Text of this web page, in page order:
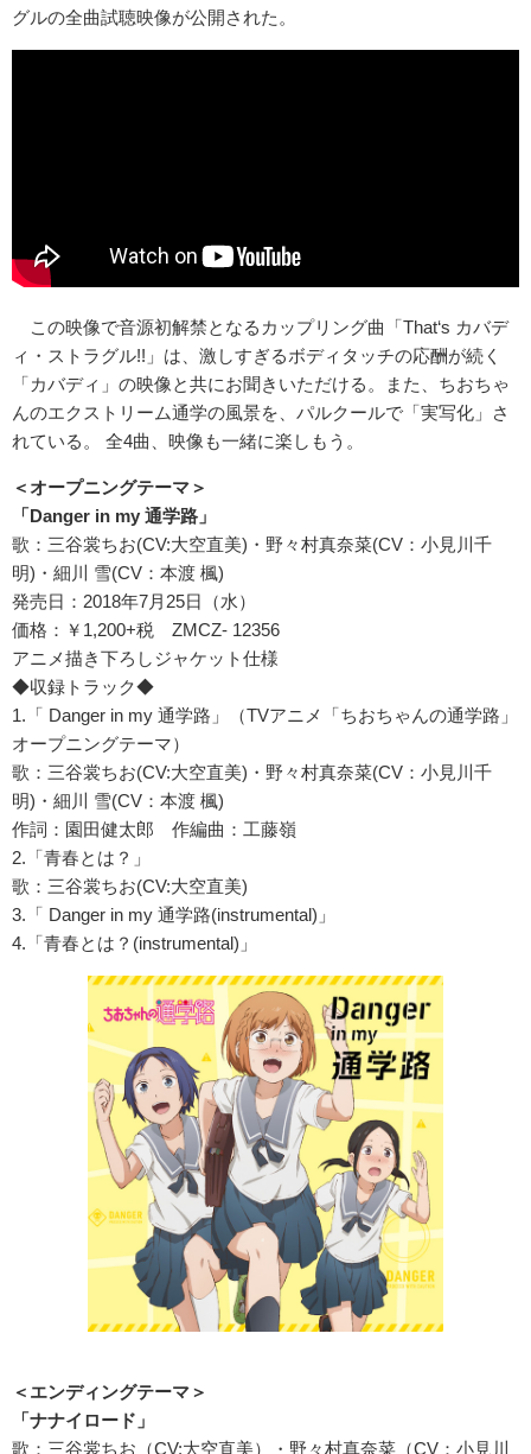
グルの全曲試聴映像が公開された。
この映像で音源初解禁となるカップリング曲「That‘s カバデ
ィ・ストラグル!!」は、激しすぎるボディタッチの応酬が続く
「カバディ」の映像と共にお聞きいただける。また、ちおちゃ
んのエクストリーム通学の風景を、パルクールで「実写化」さ
れている。 全4曲、映像も一緒に楽しもう。
＜オープニングテーマ＞
「Danger in my 通学路」
歌：三谷裳ちお(CV:大空直美)・野々村真奈菜(CV：小見川千
明)・細川 雪(CV：本渡 楓)
発売日：2018年7月25日（水）
価格：￥1,200+税 ZMCZ- 12356
アニメ描き下ろしジャケット仕様
◆収録トラック◆
1.「 Danger in my 通学路」（TVアニメ「ちおちゃんの通学路」
オープニングテーマ）
歌：三谷裳ちお(CV:大空直美)・野々村真奈菜(CV：小見川千
明)・細川 雪(CV：本渡 楓)
作詞：園田健太郎 作編曲：工藤嶺
2.「青春とは？」
歌：三谷裳ちお(CV:大空直美)
3.「 Danger in my 通学路(instrumental)」
4.「青春とは？(instrumental)」
＜エンディングテーマ＞
「ナナイロード」
歌：三谷裳ちお（CV:大空直美）・野々村真奈菜（CV：小見川